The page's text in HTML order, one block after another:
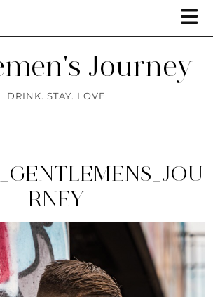
Journey
DRINK. STAY. LOVE
RNEY